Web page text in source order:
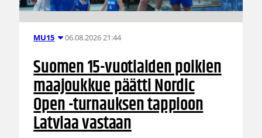
MU15 06.08.2026 21:44
Suomen 15-vuotiaiden poikien
maajoukkue päätti Nordic
Open -turnauksen tappioon
Latviaa vastaan